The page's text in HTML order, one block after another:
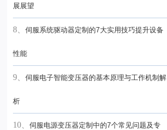
展展望
8、 伺服系统驱动器定制的7大实用技巧提升设备
性能
9、 伺服电子智能变压器的基本原理与工作机制解
析
10、 伺服电源变压器定制中的7个常见问题及专